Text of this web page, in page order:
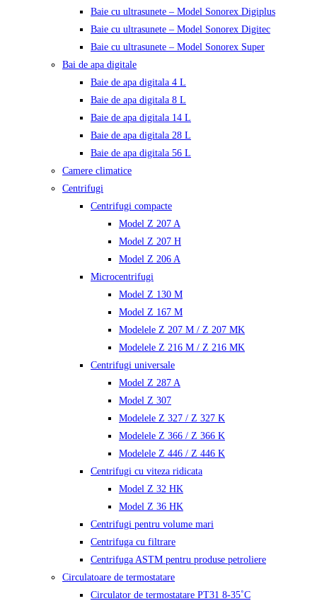
Baie cu ultrasunete – Model Sonorex Digiplus
Baie cu ultrasunete – Model Sonorex Digitec
Baie cu ultrasunete – Model Sonorex Super
Bai de apa digitale
Baie de apa digitala 4 L
Baie de apa digitala 8 L
Baie de apa digitala 14 L
Baie de apa digitala 28 L
Baie de apa digitala 56 L
Camere climatice
Centrifugi
Centrifugi compacte
Model Z 207 A
Model Z 207 H
Model Z 206 A
Microcentrifugi
Model Z 130 M
Model Z 167 M
Modelele Z 207 M / Z 207 MK
Modelele Z 216 M / Z 216 MK
Centrifugi universale
Model Z 287 A
Model Z 307
Modelele Z 327 / Z 327 K
Modelele Z 366 / Z 366 K
Modelele Z 446 / Z 446 K
Centrifugi cu viteza ridicata
Model Z 32 HK
Model Z 36 HK
Centrifugi pentru volume mari
Centrifuga cu filtrare
Centrifuga ASTM pentru produse petroliere
Circulatoare de termostatare
Circulator de termostatare PT31 8-35˚C